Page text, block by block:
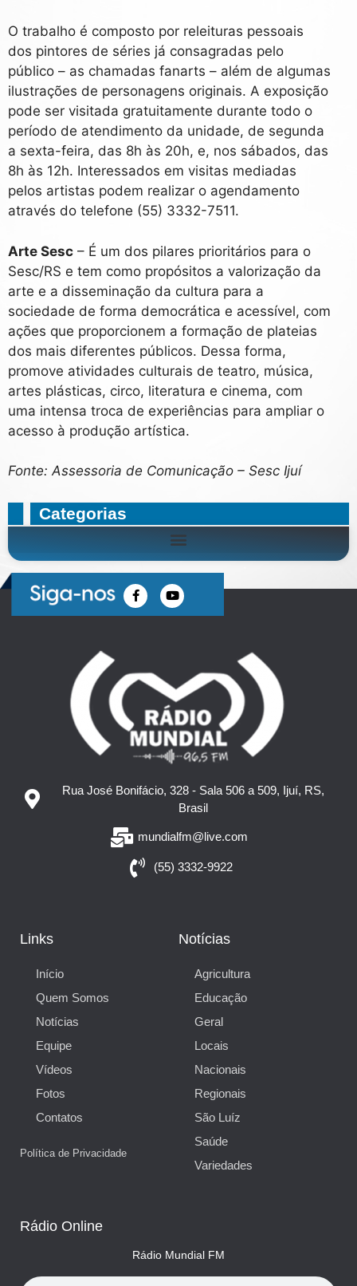
O trabalho é composto por releituras pessoais
dos pintores de séries já consagradas pelo
público – as chamadas fanarts – além de algumas
ilustrações de personagens originais. A exposição
pode ser visitada gratuitamente durante todo o
período de atendimento da unidade, de segunda
a sexta-feira, das 8h às 20h, e, nos sábados, das
8h às 12h. Interessados em visitas mediadas
pelos artistas podem realizar o agendamento
através do telefone (55) 3332-7511.
Arte Sesc – É um dos pilares prioritários para o
Sesc/RS e tem como propósitos a valorização da
arte e a disseminação da cultura para a
sociedade de forma democrática e acessível, com
ações que proporcionem a formação de plateias
dos mais diferentes públicos. Dessa forma,
promove atividades culturais de teatro, música,
artes plásticas, circo, literatura e cinema, com
uma intensa troca de experiências para ampliar o
acesso à produção artística.
Fonte: Assessoria de Comunicação – Sesc Ijuí
Categorias
Rua José Bonifácio, 328 - Sala 506 a 509, Ijuí, RS,
Brasil
mundialfm@live.com
(55) 3332-9922
Links
Início
Quem Somos
Notícias
Equipe
Vídeos
Fotos
Contatos
Política de Privacidade
Notícias
Agricultura
Educação
Geral
Locais
Nacionais
Regionais
São Luíz
Saúde
Variedades
Rádio Online
Rádio Mundial FM